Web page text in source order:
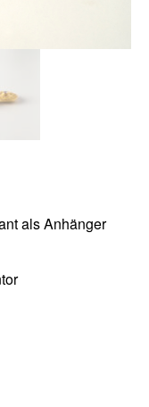
als Anhänger